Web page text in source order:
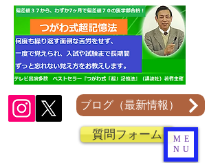
ブログ（最新情報）
質問フォーム
ME
NU